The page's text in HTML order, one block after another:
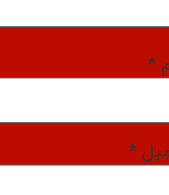
*
*